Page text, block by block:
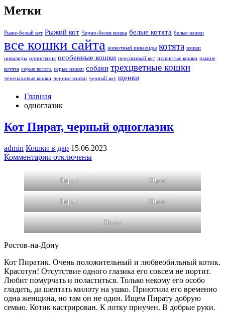
Метки
Рыже-белый кот Рыжий кот Черно-белая кошка белые котята белые кошки
все кошки сайта животный инвалиды котята кошки
инвалиды одноглазик особенные кошки персиковый кот пушистые кошки рыжие
котята серые котята серые кошки собаки трехцветные кошки
черепаховые кошки черные кошки черный кот щенки
Главная
одноглазик
Кот Пират, черный одноглазик
admin Кошки в дар 15.06.2023
Комментарии к
Кот
Пират,
черный
одноглазик
отключены
Пират Пират
Пират Пират
Пират
Ростов-на-Дону
Кот Пиратик. Очень положительный и любвеобильный котик.
Красотун! Отсутствие одного глазика его совсем не портит.
Любит помурчать и поластиться. Только некому его особо
гладить, да шептать милоту на ушко. Приютила его временно
одна женщина, но там он не один. Ищем Пирату добрую
семью. Котик кастрирован. К лотку приучен. В добрые руки.